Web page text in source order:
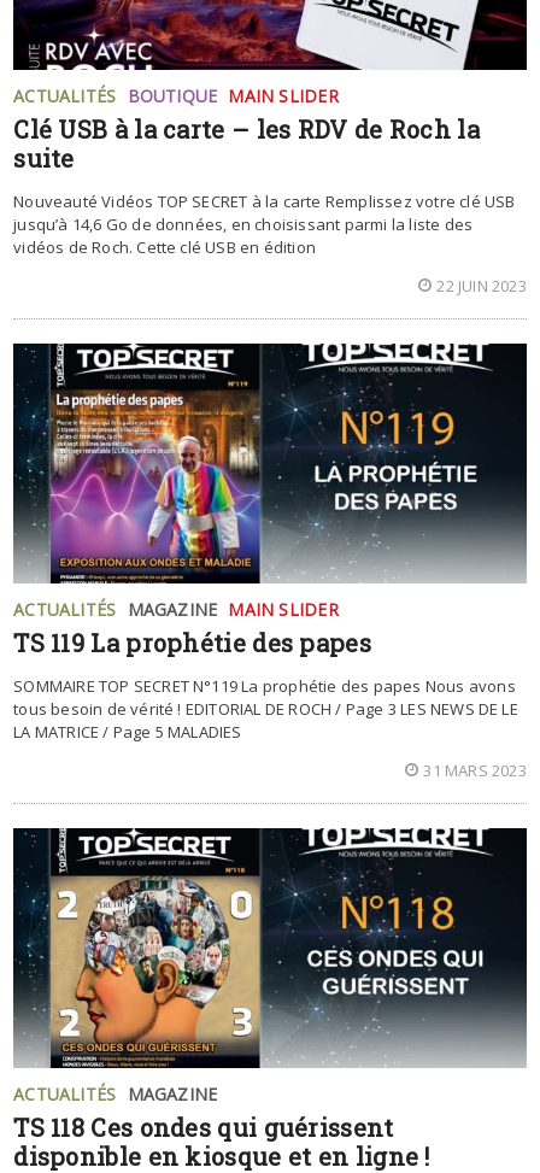
ACTUALITÉS BOUTIQUE MAIN SLIDER
Clé USB à la carte – les RDV de Roch la
suite
Nouveauté Vidéos TOP SECRET à la carte Remplissez votre clé USB
jusqu’à 14,6 Go de données, en choisissant parmi la liste des
vidéos de Roch. Cette clé USB en édition
22 JUIN 2023
ACTUALITÉS MAGAZINE MAIN SLIDER
TS 119 La prophétie des papes
SOMMAIRE TOP SECRET N°119 La prophétie des papes Nous avons
tous besoin de vérité ! EDITORIAL DE ROCH / Page 3 LES NEWS DE LE
LA MATRICE / Page 5 MALADIES
31 MARS 2023
ACTUALITÉS MAGAZINE
TS 118 Ces ondes qui guérissent
disponible en kiosque et en ligne !